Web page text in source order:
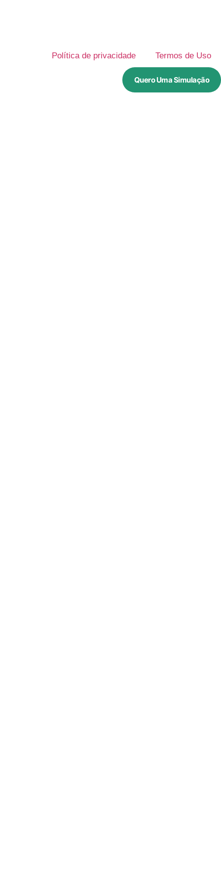
Política de privacidade Termos de Uso
Quero Uma Simulação